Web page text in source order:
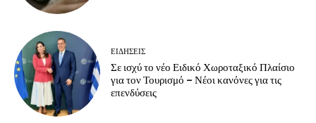
ΕΙΔΗΣΕΙΣ
Σε ισχύ το νέο Ειδικό Χωροταξικό Πλαίσιο
για τον Τουρισμό – Νέοι κανόνες για τις
επενδύσεις